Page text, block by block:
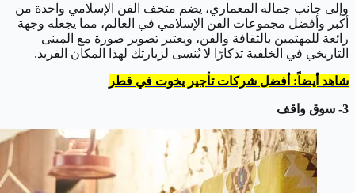
وإلى جانب جماله المعماري، يضم متحف الفن الإسلامي واحدة من
أكبر وأفضل مجموعات الفن الإسلامي في العالم، مما يجعله وجهة
رائعة للمهتمين بالثقافة والفن، ويعتبر تصوير صورة مع المبنى
التاريخي في الخلفية تذكارًا لا يُنسى لزيارتك لهذا المكان الفريد.
شاهد أيضاً: أفضل شركات تأجير يخوت في قطر
3- سوق واقف